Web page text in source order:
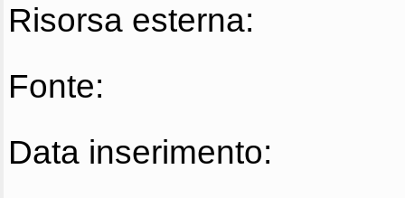
Risorsa esterna:
Fonte:
Data inserimento: